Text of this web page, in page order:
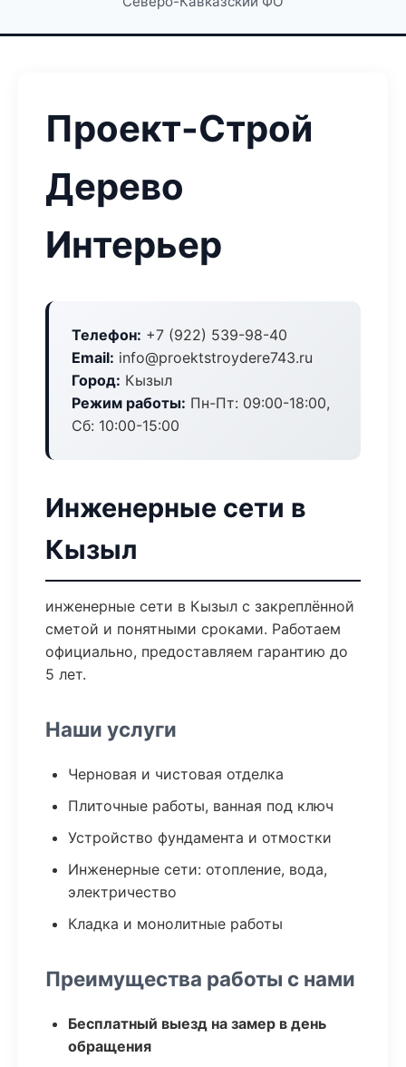
Проект-Строй
Дерево
Интерьер
Телефон: +7 (922) 539-98-40
Email: info@proektstroydere743.ru
Город: Кызыл
Режим работы: Пн-Пт: 09:00-18:00,
Сб: 10:00-15:00
Инженерные сети в
Кызыл
инженерные сети в Кызыл с закреплённой
сметой и понятными сроками. Работаем
официально, предоставляем гарантию до
5 лет.
Наши услуги
Черновая и чистовая отделка
Плиточные работы, ванная под ключ
Устройство фундамента и отмостки
Инженерные сети: отопление, вода,
электричество
Кладка и монолитные работы
Преимущества работы с нами
Бесплатный выезд на замер в день
обращения